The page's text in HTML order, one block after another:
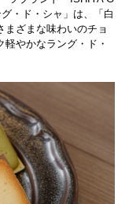
・ド・シャ」は、「白
まざまな味わいのチョ
やかなラング・ド・